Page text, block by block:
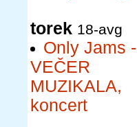
torek 18-avg
Only Jams -
VEČER
MUZIKALA,
koncert